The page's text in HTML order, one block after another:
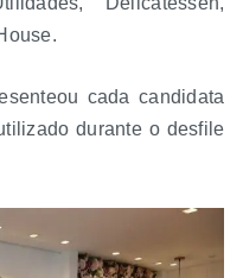
cada candidata
durante o desfile